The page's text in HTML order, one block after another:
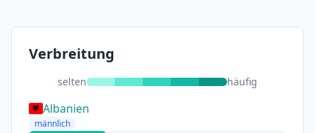
Verbreitung
selten häufig
Albanien
männlich